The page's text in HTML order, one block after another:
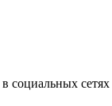
социальных сетях